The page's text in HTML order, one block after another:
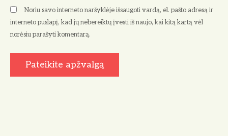
Noriu savo interneto naršyklėje išsaugoti vardą, el. pašto adresą ir
interneto puslapį, kad jų nebereiktų įvesti iš naujo, kai kitą kartą vėl
norėsiu parašyti komentarą.